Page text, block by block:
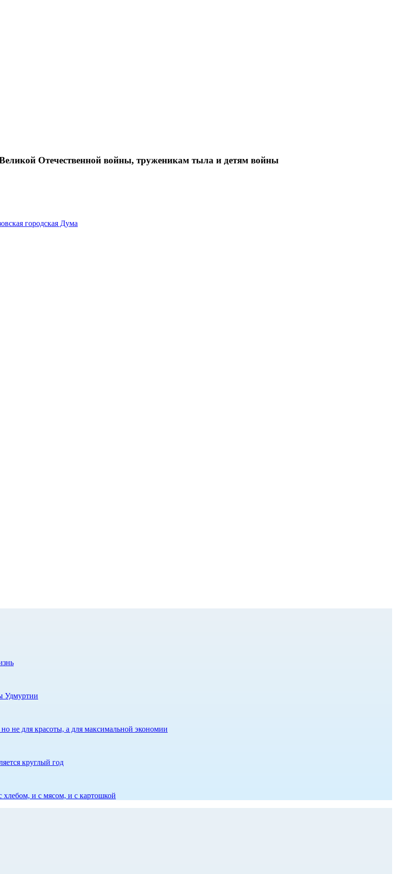
Отечественной войны, труженикам тыла и детям войны
городская Дума
Удмуртии
не для красоты, а для максимальной экономии
круглый год
хлебом, и с мясом, и с картошкой